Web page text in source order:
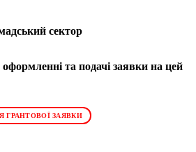
сектор
та подачі заявки на цей
ЗАЯВКИ